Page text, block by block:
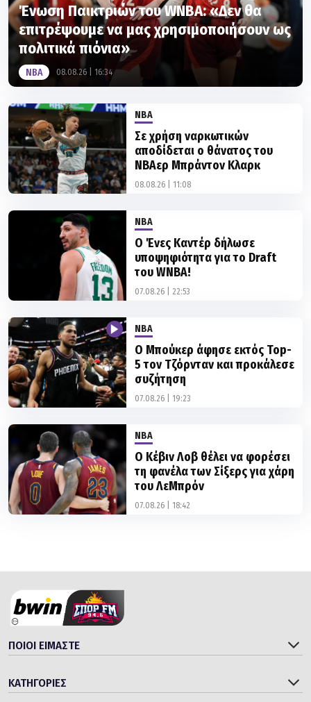
Ένωση Παικτριών του WNBA: «Δεν θα
επιτρέψουμε να μας χρησιμοποιήσουν ως
πολιτικά πιόνια»
NBA 08.08.26 | 16:34
NBA
Σε χρήση ναρκωτικών
αποδίδεται ο θάνατος του
ΝΒΑερ Μπράντον Κλαρκ
08.08.26 | 11:08
NBA
Ο Ένες Καντέρ δήλωσε
υποψηφιότητα για το Draft
του WNBA!
07.08.26 | 22:53
NBA
Ο Μπούκερ άφησε εκτός Top-
5 τον Τζόρνταν και προκάλεσε
συζήτηση
07.08.26 | 19:23
NBA
Ο Κέβιν Λοβ θέλει να φορέσει
τη φανέλα των Σίξερς για χάρη
του ΛεΜπρόν
07.08.26 | 18:42
ΠΟΙΟΙ ΕΙΜΑΣΤΕ
ΚΑΤΗΓΟΡΙΕΣ